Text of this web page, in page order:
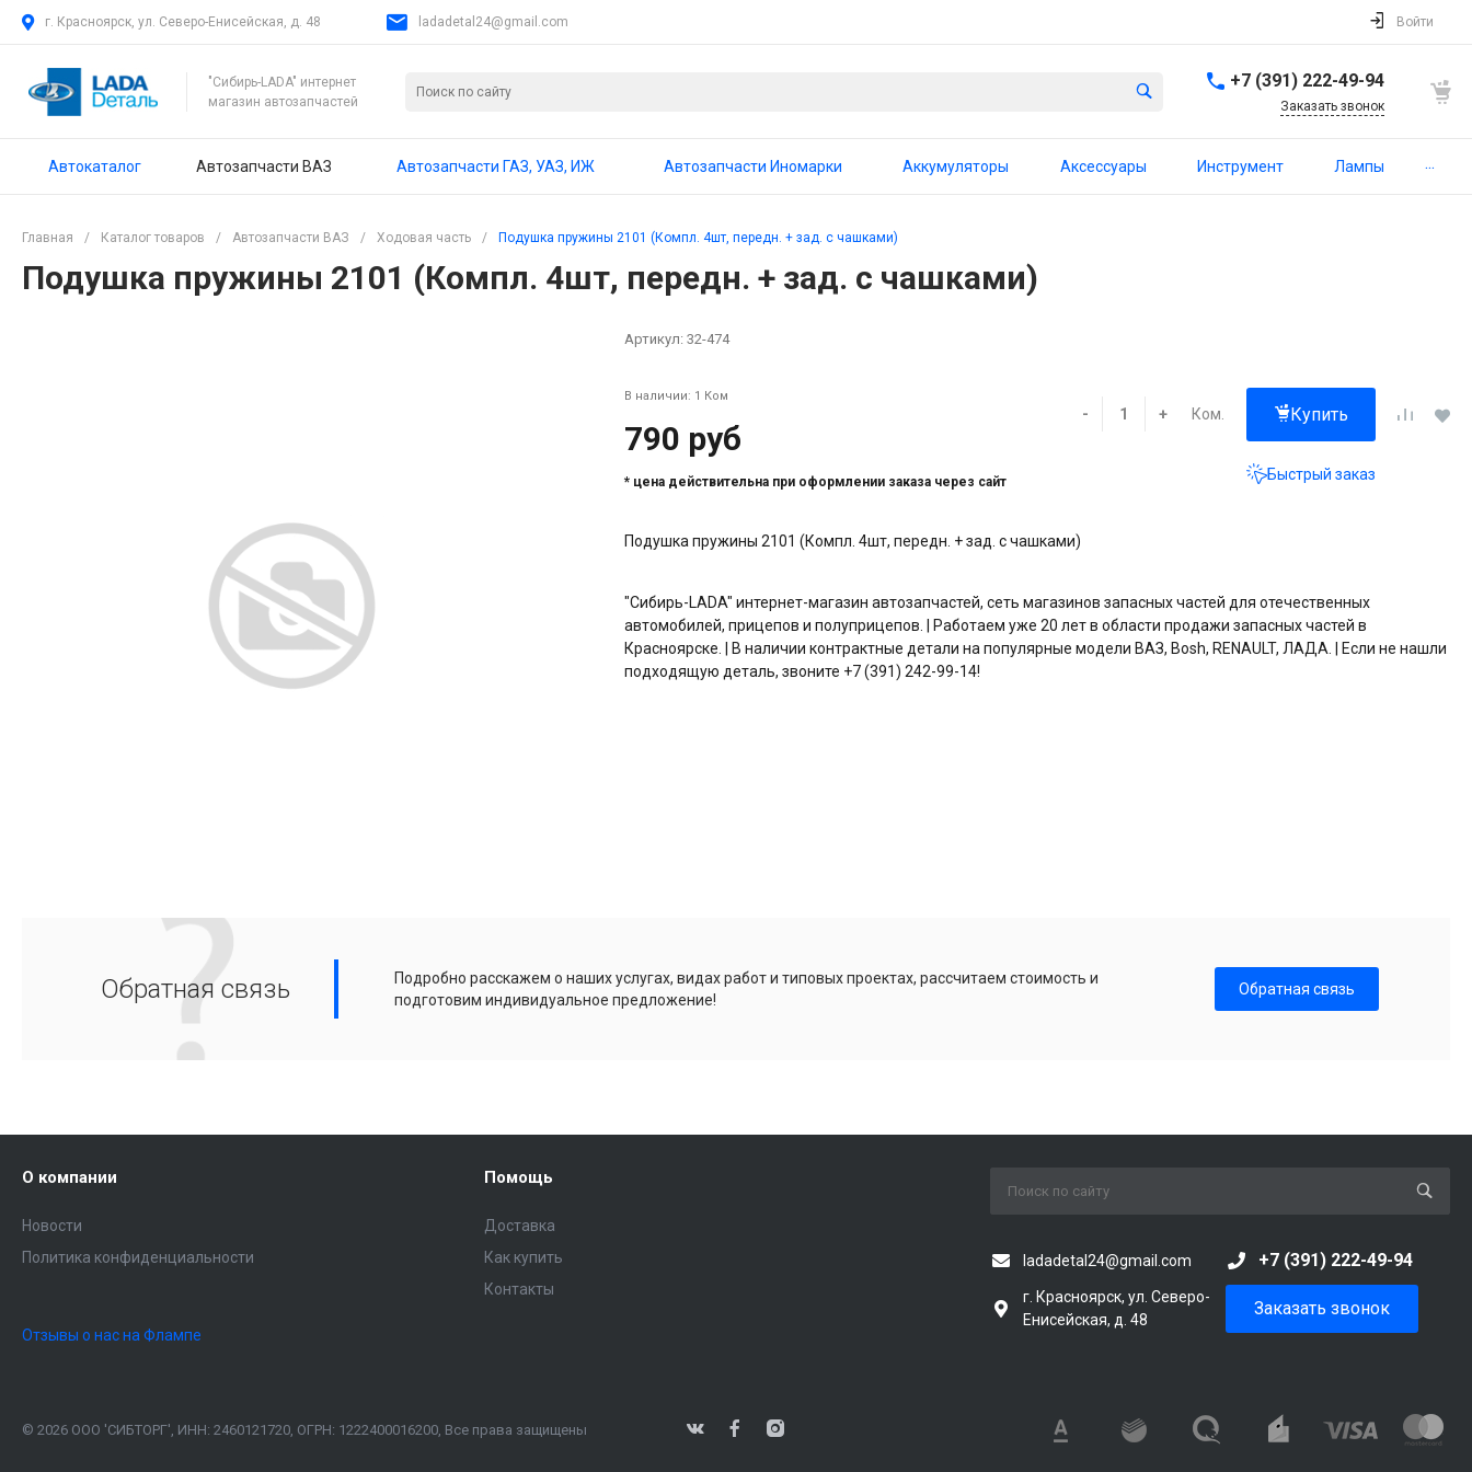
г. Красноярск, ул. Северо-Енисейская, д. 48 ladadetal24@gmail.com Войти
"Сибирь-LADA" интернет
магазин автозапчастей
+7 (391) 222-49-94
Заказать звонок
Автокаталог Автозапчасти ВАЗ Автозапчасти ГАЗ, УАЗ, ИЖ Автозапчасти Иномарки Аккумуляторы Аксессуары Инструмент Лампы ...
Главная / Каталог товаров / Автозапчасти ВАЗ / Ходовая часть / Подушка пружины 2101 (Компл. 4шт, передн. + зад. с чашками)
Подушка пружины 2101 (Компл. 4шт, передн. + зад. с чашками)
Артикул: 32-474
В наличии: 1 Ком
790 руб
* цена действительна при оформлении заказа через сайт
- + Ком. Купить
Быстрый заказ
Подушка пружины 2101 (Компл. 4шт, передн. + зад. с чашками)
"Сибирь-LADA" интернет-магазин автозапчастей, сеть магазинов запасных частей для отечественных
автомобилей, прицепов и полуприцепов. | Работаем уже 20 лет в области продажи запасных частей в
Красноярске. | В наличии контрактные детали на популярные модели ВАЗ, Bosh, RENAULT, ЛАДА. | Если не нашли
подходящую деталь, звоните +7 (391) 242-99-14!
Обратная связь
Подробно расскажем о наших услугах, видах работ и типовых проектах, рассчитаем стоимость и
подготовим индивидуальное предложение!
Обратная связь
О компании
Новости
Политика конфиденциальности
Помощь
Доставка
Как купить
Контакты
Отзывы о нас на Флампе
ladadetal24@gmail.com +7 (391) 222-49-94
г. Красноярск, ул. Северо-
Енисейская, д. 48
Заказать звонок
© 2026 ООО 'СИБТОРГ', ИНН: 2460121720, ОГРН: 1222400016200, Все права защищены